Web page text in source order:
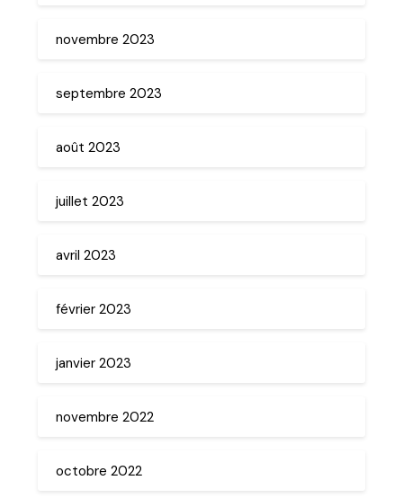
novembre 2023
septembre 2023
août 2023
juillet 2023
avril 2023
février 2023
janvier 2023
novembre 2022
octobre 2022